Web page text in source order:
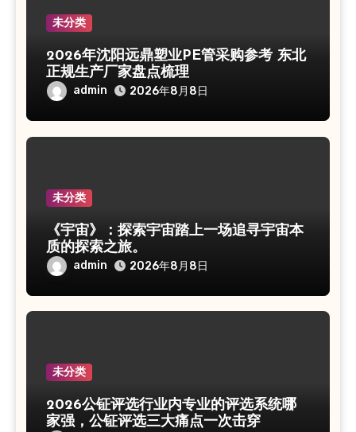
未分类
2026年沈阳远鼎塑业PE管采购参考 东北
正规生产厂家盘点梳理
admin 2026年8月8日
未分类
《宇宙》：探索宇宙踏上一场追寻宇宙本
质的探索之旅。
admin 2026年8月8日
未分类
2026公钲评选行业内专业的评选系统哪
家强，公钲评选三大痛点一次击穿